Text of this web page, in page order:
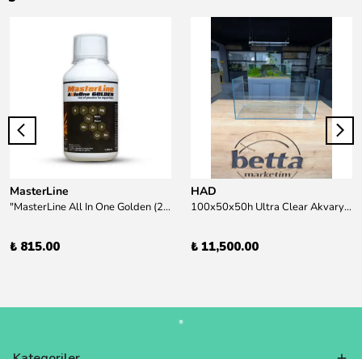
MasterLine
"MasterLine All In One Golden (200 ml) Daha yüksek zorluk derecesine sahip bitkiler için Özel formül Tam Besin "
₺ 815.00
HAD
100x50x50h Ultra Clear Akvaryum 10mm 90derece Birleşim /Sadece Otobüs Kargosu ile Gönderim Yapılır !
₺ 11,500.00